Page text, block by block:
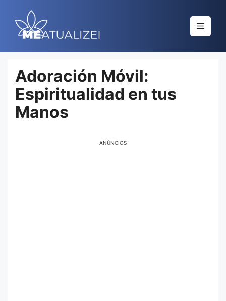
contenido
Menú
Adoración Móvil:
Espiritualidad en tus
Manos
ANÚNCIOS